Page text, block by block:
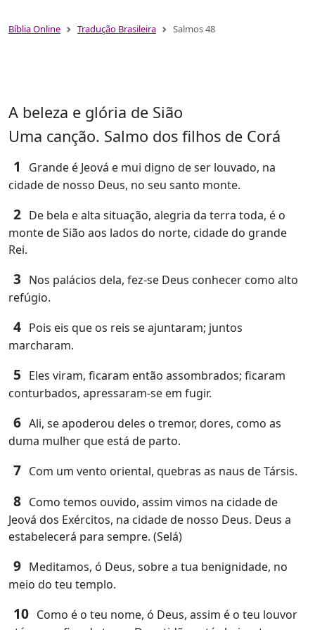
Bíblia Online Tradução Brasileira Salmos 48
A beleza e glória de Sião
Uma canção. Salmo dos filhos de Corá
1
Grande é Jeová e mui digno de ser louvado, na
cidade de nosso Deus, no seu santo monte.
2 De bela e alta situação, alegria da terra toda, é o
monte de Sião aos lados do norte, cidade do grande
Rei.
3 Nos palácios dela, fez-se Deus conhecer como alto
refúgio.
4 Pois eis que os reis se ajuntaram; juntos
marcharam.
5 Eles viram, ficaram então assombrados; ficaram
conturbados, apressaram-se em fugir.
6 Ali, se apoderou deles o tremor, dores, como as
duma mulher que está de parto.
7 Com um vento oriental, quebras as naus de Társis.
8 Como temos ouvido, assim vimos na cidade de
Jeová dos Exércitos, na cidade de nosso Deus. Deus a
estabelecerá para sempre. (Selá)
9 Meditamos, ó Deus, sobre a tua benignidade, no
meio do teu templo.
10 Como é o teu nome, ó Deus, assim é o teu louvor